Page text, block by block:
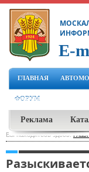
E-
ГЛАВНАЯ
ФОРУМ
Реклама
Вы находитесь здесь: